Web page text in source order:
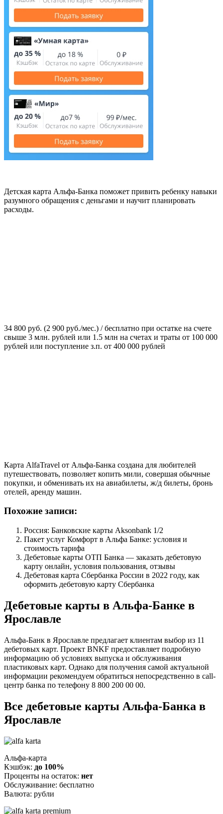
Детская карта Альфа-Банка поможет привить ребенку навыки
разумного обращения с деньгами и научит планировать
расходы.
34 800 руб. (2 900 руб./мес.) / бесплатно при остатке на счете
свыше 3 млн. рублей или 1.5 млн на счетах и траты от 100 000
рублей или поступление з.п. от 400 000 рублей
Карта AlfaTravel от Альфа-Банка создана для любителей
путешествовать, позволяет копить мили, совершая обычные
покупки, и обменивать их на авиабилеты, ж/д билеты, бронь
отелей, аренду машин.
Похожие записи:
Россия: Банковские карты Aksonbank 1/2
Пакет услуг Комфорт в Альфа Банке: условия и
стоимость тарифа
Дебетовые карты ОТП Банка — заказать дебетовую
карту онлайн, условия пользования, отзывы
Дебетовая карта Сбербанка России в 2022 году, как
оформить дебетовую карту Сбербанка
Дебетовые карты в Альфа-Банке в
Ярославле
Альфа-Банк в Ярославле предлагает клиентам выбор из 11
дебетовых карт. Проект BNKF предоставляет подробную
информацию об условиях выпуска и обслуживания
пластиковых карт. Однако для получения самой актуальной
информации рекомендуем обратиться непосредственно в call-
центр банка по телефону 8 800 200 00 00.
Все дебетовые карты Альфа-Банка в
Ярославле
Альфа-карта
Кэшбэк: до 100%
Проценты на остаток: нет
Обслуживание: бесплатно
Валюта: рубли